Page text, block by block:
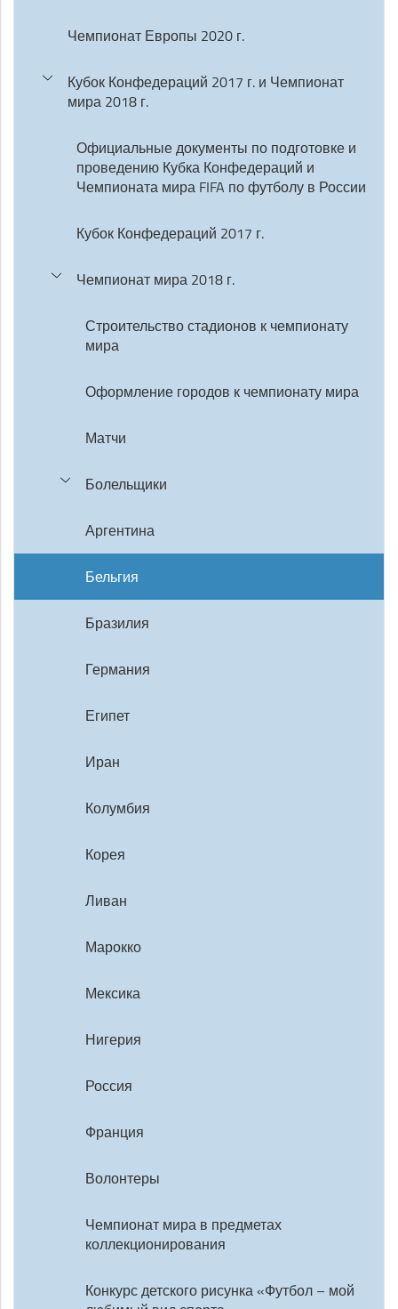
Чемпионат Европы 2020 г.
Кубок Конфедераций 2017 г. и Чемпионат
мира 2018 г.
Официальные документы по подготовке и
проведению Кубка Конфедераций и
Чемпионата мира FIFA по футболу в России
Кубок Конфедераций 2017 г.
Чемпионат мира 2018 г.
Строительство стадионов к чемпионату
мира
Оформление городов к чемпионату мира
Матчи
Болельщики
Аргентина
Бельгия
Бразилия
Германия
Египет
Иран
Колумбия
Корея
Ливан
Марокко
Мексика
Нигерия
Россия
Франция
Волонтеры
Чемпионат мира в предметах
коллекционирования
Конкурс детского рисунка «Футбол – мой